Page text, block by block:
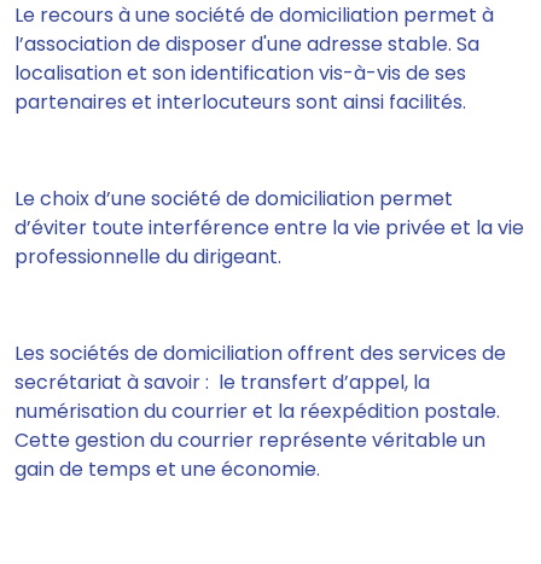
Le recours à une société de domiciliation permet à
l’association de disposer d'une adresse stable. Sa
localisation et son identification vis-à-vis de ses
partenaires et interlocuteurs sont ainsi facilités.
Le choix d’une société de domiciliation permet
d’éviter toute interférence entre la vie privée et la vie
professionnelle du dirigeant.
Les sociétés de domiciliation offrent des services de
secrétariat à savoir : le transfert d’appel, la
numérisation du courrier et la réexpédition postale.
Cette gestion du courrier représente véritable un
gain de temps et une économie.